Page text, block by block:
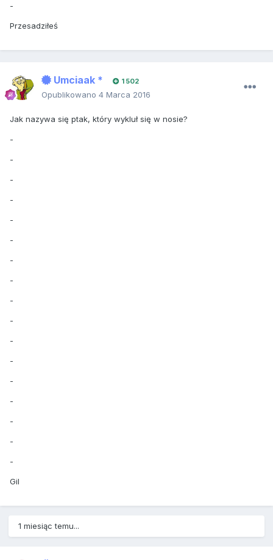
-
Przesadziłeś
Umciaak * 1 502
Opublikowano 4 Marca 2016
Jak nazywa się ptak, który wykluł się w nosie?
-
-
-
-
-
-
-
-
-
-
-
-
-
-
-
-
-
Gil
1 miesiąc temu...